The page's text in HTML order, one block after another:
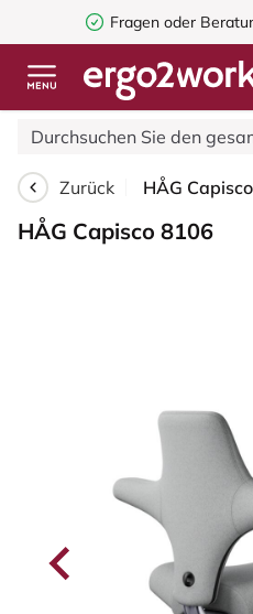
Fragen oder
Zurück
HÅG Capisco 8106